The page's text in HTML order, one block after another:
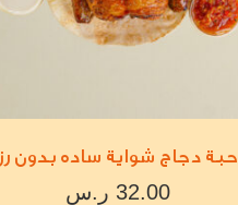
حبة دجاج شواية ساده بدون رز
32.00 ر.س